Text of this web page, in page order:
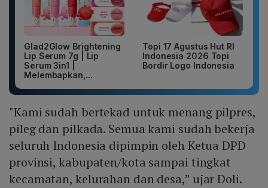
Glad2Glow Brightening
Lip Serum 7g | Lip
Serum 3in1 |
Melembapkan,...
Topi 17 Agustus Hut RI
Indonesia 2026 Topi
Bordir Logo Indonesia
"Kami sudah bertekad untuk menang pilpres,
pileg dan pilkada. Semua kami sudah bekerja
seluruh Indonesia dipimpin oleh Ketua DPD
provinsi, kabupaten/kota sampai tingkat
kecamatan, kelurahan dan desa,” ujar Doli.